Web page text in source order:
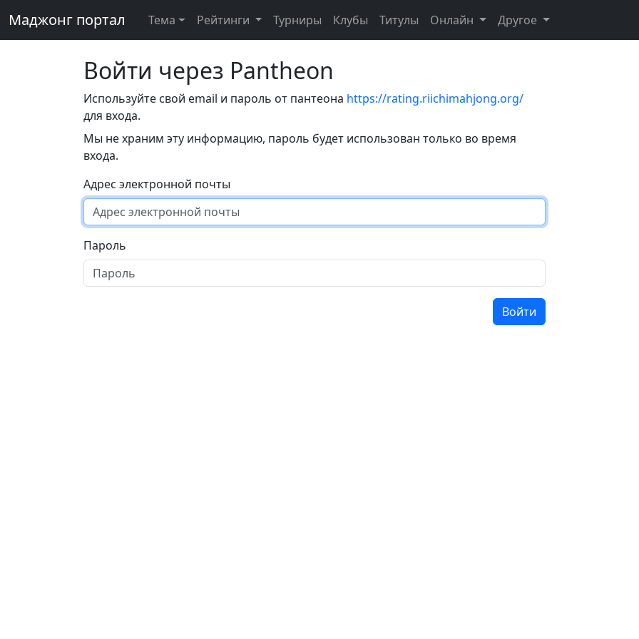
Маджонг портал Тема Рейтинги Турниры Клубы Титулы Онлайн Другое
Войти через Pantheon
Используйте свой email и пароль от пантеона https://rating.riichimahjong.org/
для входа.
Мы не храним эту информацию, пароль будет использован только во время
входа.
Адрес электронной почты
Пароль
Войти